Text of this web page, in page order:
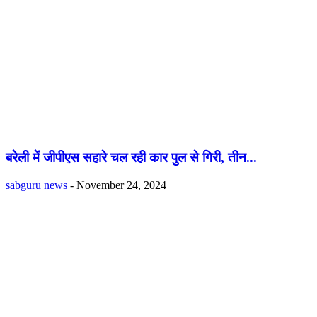
बरेली में जीपीएस सहारे चल रही कार पुल से गिरी, तीन...
sabguru news - November 24, 2024